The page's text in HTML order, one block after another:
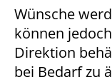
Wünsche
können
Direktion
bei Bedarf zu